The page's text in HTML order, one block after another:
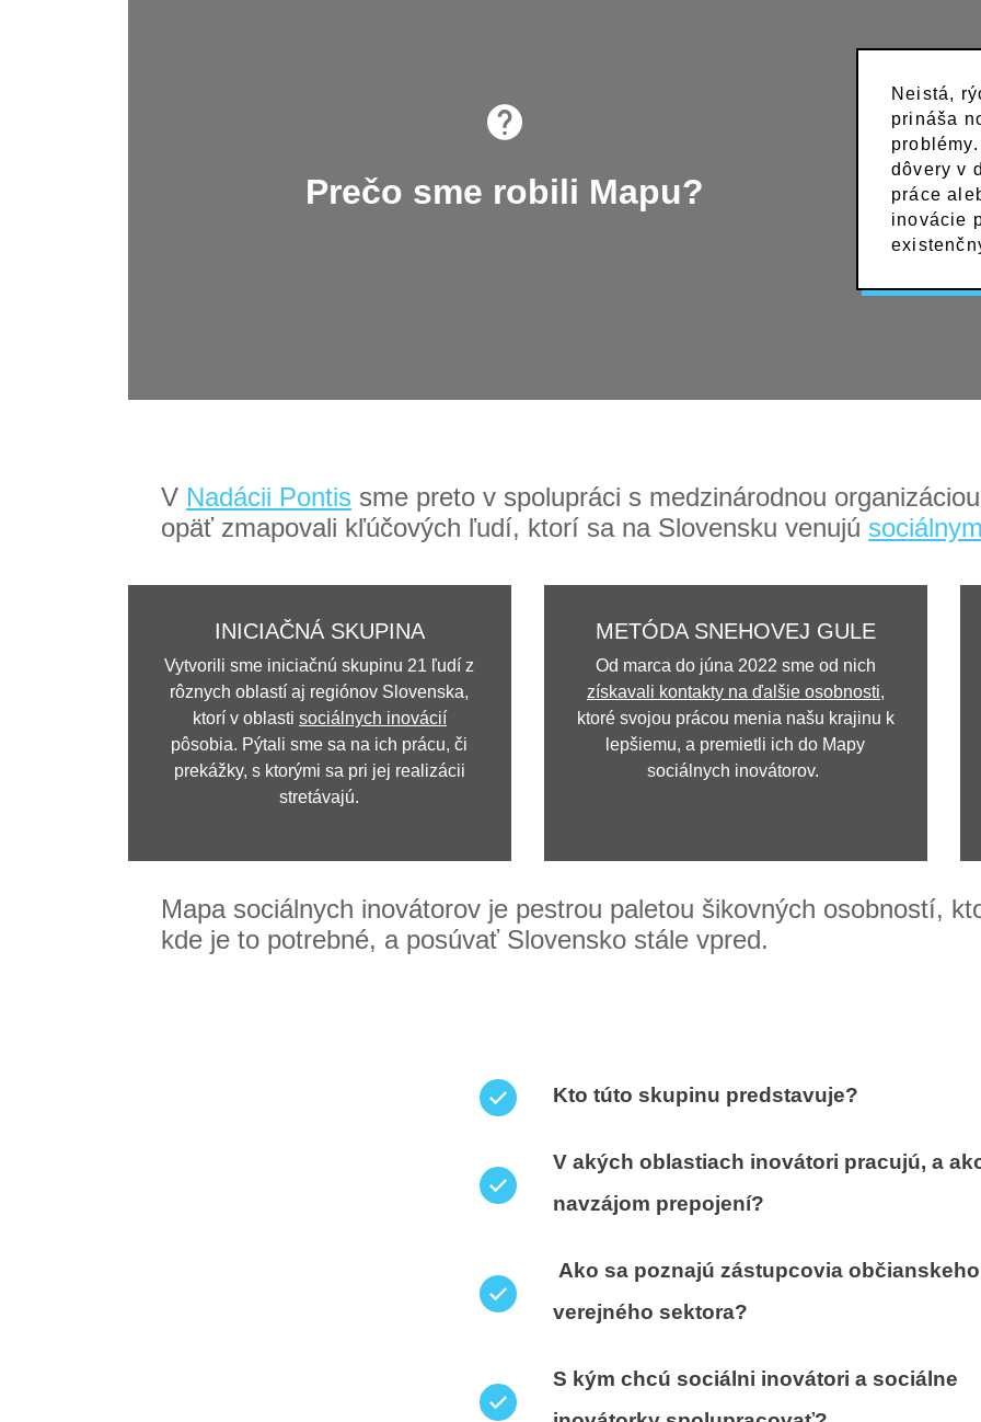
Prečo sme robili Mapu?
Neistá,
prináša
dôvery v
práce
inovácie
V Nadácii Pontis sme preto v spolupráci s medzinárodnou organizáciou
opäť zmapovali kľúčových ľudí, ktorí sa na Slovensku venujú
INICIAČNÁ SKUPINA
Vytvorili sme iniciačnú skupinu 21 ľudí z
rôznych oblastí aj regiónov Slovenska,
ktorí v oblasti sociálnych inovácií
pôsobia. Pýtali sme sa na ich prácu, či
prekážky, s ktorými sa pri jej realizácii
stretávajú.
METÓDA SNEHOVEJ GULE
Od marca do júna 2022 sme od nich
získavali kontakty na ďalšie osobnosti,
ktoré svojou prácou menia našu krajinu k
lepšiemu, a premietli ich do Mapy
sociálnych inovátorov.
Mapa sociálnych inovátorov je pestrou paletou šikovných osobností,
kde je to potrebné, a posúvať Slovensko stále vpred.
Kto túto skupinu predstavuje?
V akých oblastiach inovátori pracujú, a
navzájom prepojení?
Ako sa poznajú zástupcovia
verejného sektora?
S kým chcú sociálni inovátori a sociálne